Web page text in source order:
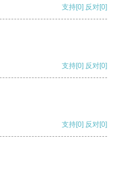
支持[0] 反对[0]
支持[0] 反对[0]
支持[0] 反对[0]